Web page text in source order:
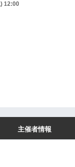
12:00
主催者情報